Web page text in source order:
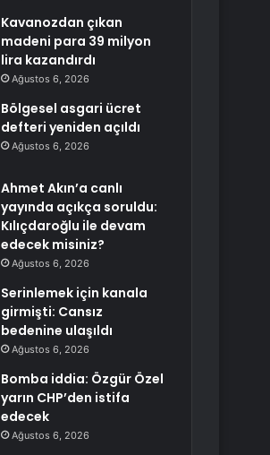
Kavanozdan çıkan
madeni para 39 milyon
lira kazandırdı
Ağustos 6, 2026
Bölgesel asgari ücret
defteri yeniden açıldı
Ağustos 6, 2026
Ahmet Akın’a canlı
yayında açıkça soruldu:
Kılıçdaroğlu ile devam
edecek misiniz?
Ağustos 6, 2026
Serinlemek için kanala
girmişti: Cansız
bedenine ulaşıldı
Ağustos 6, 2026
Bomba iddia: Özgür Özel
yarın CHP’den istifa
edecek
Ağustos 6, 2026